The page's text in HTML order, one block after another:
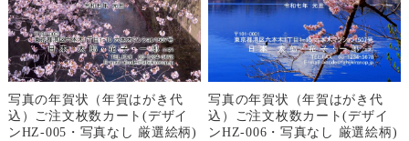
写真の年賀状（年賀はがき代
込）ご注文枚数カート(デザイ
ンHZ-005・写真なし 厳選絵柄)
写真の年賀状（年賀はがき代
込）ご注文枚数カート(デザイ
ンHZ-006・写真なし 厳選絵柄)